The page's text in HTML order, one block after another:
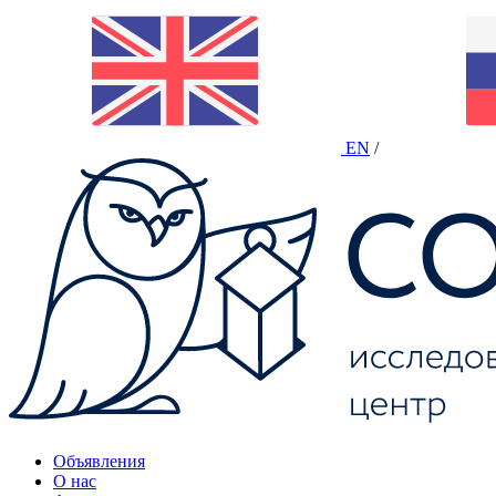
EN /
Объявления
О нас